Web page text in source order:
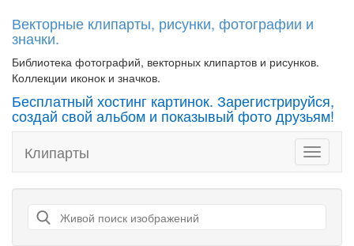
Векторные клипарты, рисунки, фотографии и
значки.
Библиотека фотографий, векторных клипартов и рисунков.
Коллекции иконок и значков.
Бесплатный хостинг картинок. Зарегистрируйся,
создай свой альбом и показывый фото друзьям!
Toggle
Клипарты